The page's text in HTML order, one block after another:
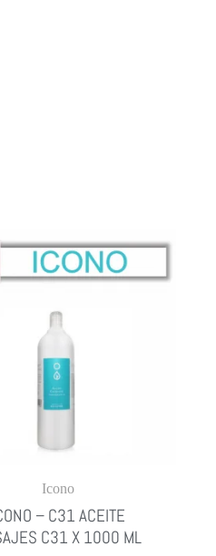
Icono
– C31 ACEITE
C31 X 1000 ML